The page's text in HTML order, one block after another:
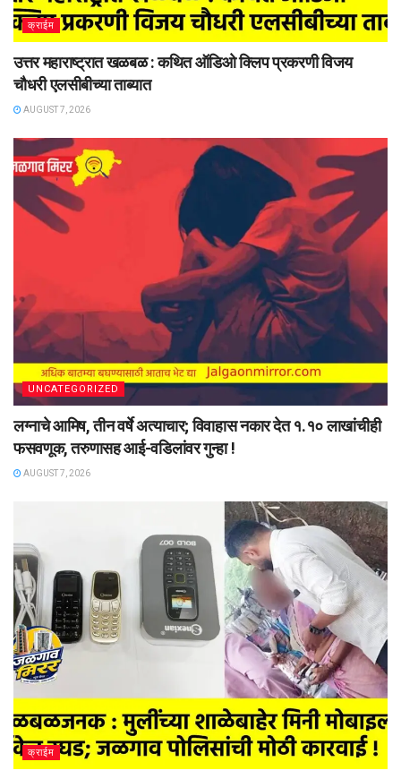
क्राईम
उत्तर महाराष्ट्रात खळबळ : कथित ऑडिओ क्लिप प्रकरणी विजय
चौधरी एलसीबीच्या ताब्यात
AUGUST 7, 2026
UNCATEGORIZED
लग्नाचे आमिष, तीन वर्षे अत्याचार; विवाहास नकार देत १.१० लाखांचीही
फसवणूक, तरुणासह आई-वडिलांवर गुन्हा !
AUGUST 7, 2026
क्राईम